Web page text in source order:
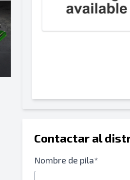
Contactar al
Nombre de pila*